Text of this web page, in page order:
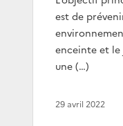
est de
enceinte et le
une (…)
29 avril 2022